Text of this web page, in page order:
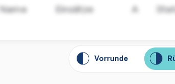
Name Einsätze A
Vorrunde